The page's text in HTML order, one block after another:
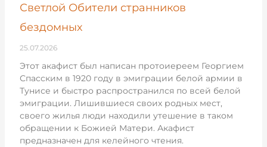
Светлой Обители странников
бездомных
25.07.2026
Этот акафист был написан протоиереем Георгием
Спасским в 1920 году в эмиграции белой армии в
Тунисе и быстро распространился по всей белой
эмиграции. Лишившиеся своих родных мест,
своего жилья люди находили утешение в таком
обращении к Божией Матери. Акафист
предназначен для келейного чтения.